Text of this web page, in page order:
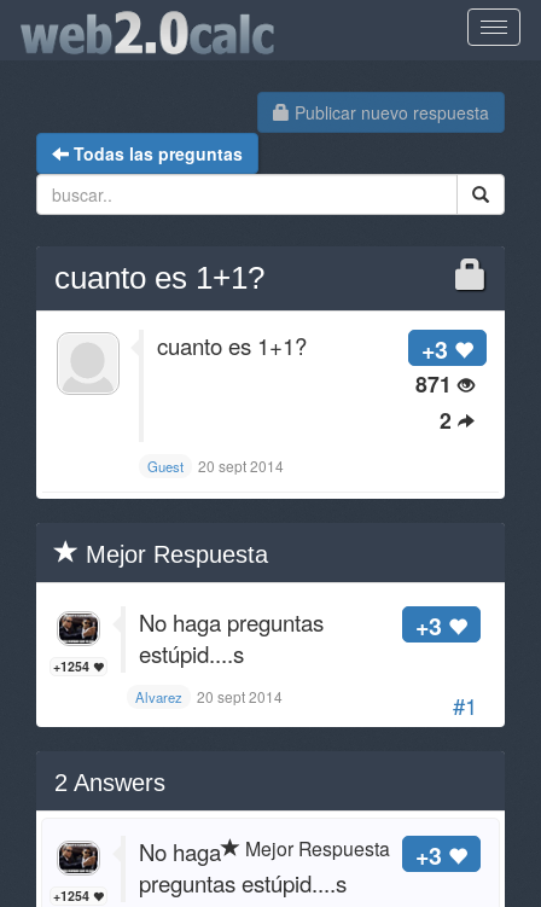
Publicar nuevo respuesta
Todas las preguntas
cuanto es 1+1?
+3
871
2
cuanto es 1+1?
Guest 20 sept 2014
Mejor Respuesta
#1
+1254
+3
No haga preguntas
estúpid....s
Alvarez 20 sept 2014
2 Answers
+1254
+3
Mejor Respuesta
No haga
preguntas estúpid....s